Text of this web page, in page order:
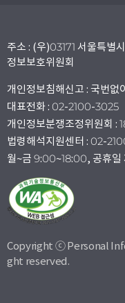
주소 : (우)03171 서울특별
정보보호위원회
개인정보침해신고 : 국번없
대표전화 : 02-2100-3025
개인정보분쟁조정위원회 :
법령해석지원센터 : 02-
월~금 9:00~18:00, 공휴일
Copyright ⓒ Personal
ght reserved.